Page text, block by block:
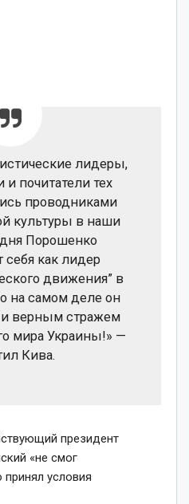
лидеры,
и почитатели тех
проводниками
культуры в наши
Порошенко
себя как лидер
движения” в
на самом деле он
и верным стражем
мира Украины!» —
Кива.
президент
«не смог
условия